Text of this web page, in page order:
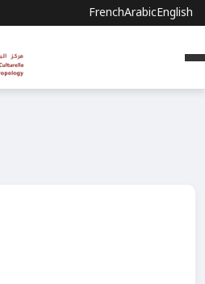
FrenchArabicEnglish